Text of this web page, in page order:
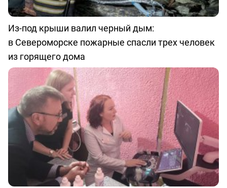
Из-под крыши валил черный дым:
в Североморске пожарные спасли трех человек
из горящего дома